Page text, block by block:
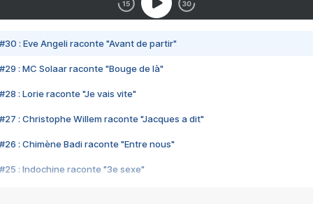
#30 : Eve Angeli raconte "Avant de partir"
#29 : MC Solaar raconte "Bouge de là"
#28 : Lorie raconte "Je vais vite"
#27 : Christophe Willem raconte "Jacques a dit"
#26 : Chimène Badi raconte "Entre nous"
#25 : Indochine raconte "3e sexe"